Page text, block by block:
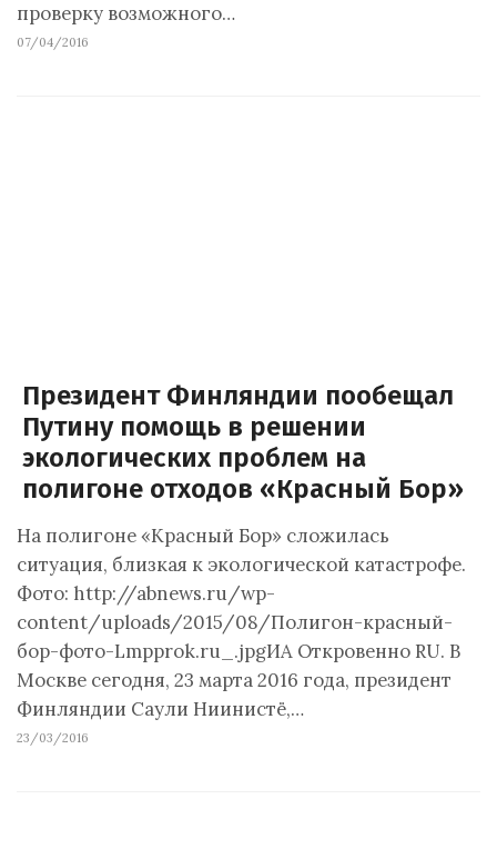
проверку возможного…
07/04/2016
Президент Финляндии пообещал
Путину помощь в решении
экологических проблем на
полигоне отходов «Красный Бор»
На полигоне «Красный Бор» сложилась
ситуация, близкая к экологической катастрофе.
Фото: http://abnews.ru/wp-
content/uploads/2015/08/Полигон-красный-
бор-фото-Lmpprok.ru_.jpgИА Откровенно RU. В
Москве сегодня, 23 марта 2016 года, президент
Финляндии Саули Ниинистё,…
23/03/2016